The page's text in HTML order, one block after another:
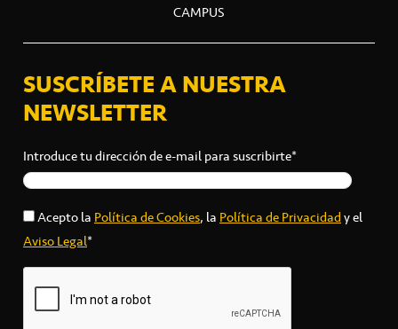
CAMPUS
SUSCRÍBETE A NUESTRA
NEWSLETTER
Introduce tu dirección de e-mail para suscribirte*
Acepto laPolítica de Cookies, laPolítica de Privacidady el
Aviso Legal*